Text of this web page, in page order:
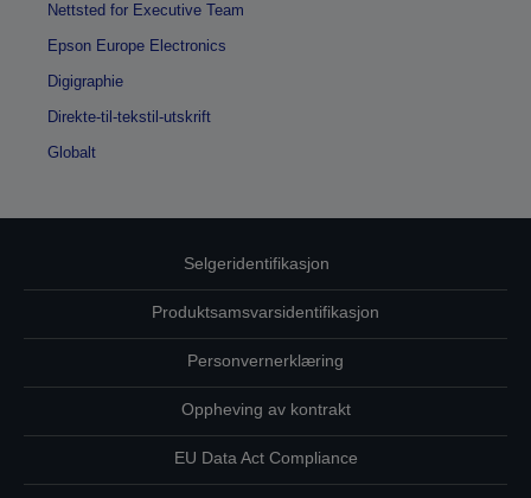
Nettsted for Executive Team
Epson Europe Electronics
Digigraphie
Direkte-til-tekstil-utskrift
Globalt
Selgeridentifikasjon
Produktsamsvarsidentifikasjon
Personvernerklæring
Oppheving av kontrakt
EU Data Act Compliance